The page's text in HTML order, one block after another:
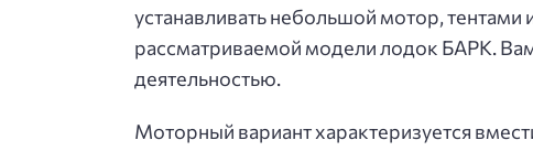
устанавливать небольшой мотор,
рассматриваемой модели лодок БАРК.
деятельностью.
Моторный вариант характеризуется